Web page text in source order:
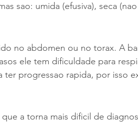
sao: umida (efusiva), seca (nao
no abdomen ou no torax. A
ele tem dificuldade para
progressao rapida, por isso
a torna mais dificil de